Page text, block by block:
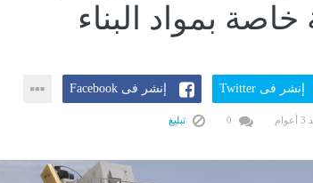
خاصة بمواد البناء
إنشر فى Twitter إنشر فى Facebook
تبليغ